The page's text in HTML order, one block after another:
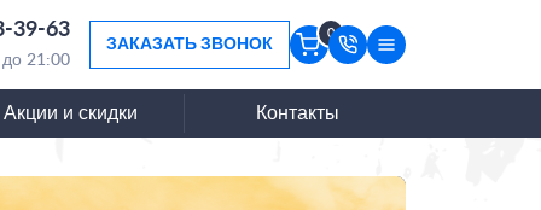
39-63
21:00
ЗАКАЗАТЬ ЗВОНОК
0
Акции и скидки Контакты